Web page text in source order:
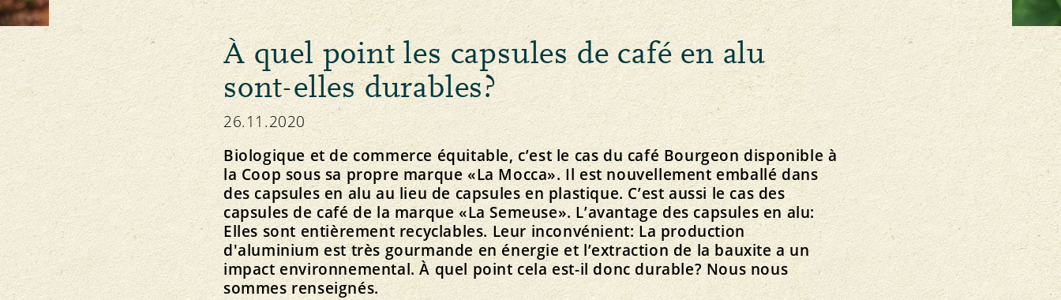
À notre sujet
Équipe et contact
Directives et projets
Utilisation durable de l’eau
Soutien aux des petites paysannes et aux petits
paysans
Cultures pérennes tropicales
Responsabilité sociale
Gestion des risques
Résidus
OGM
Contrôle des parasites
Assistance
NEWSLETTER
À quel point les capsules de café en alu
sont-elles durables?
26.11.2020
Biologique et de commerce équitable, c’est le cas du café Bourgeon disponible à
la Coop sous sa propre marque «La Mocca». Il est nouvellement emballé dans
des capsules en alu au lieu de capsules en plastique. C’est aussi le cas des
capsules de café de la marque «La Semeuse». L’avantage des capsules en alu:
Elles sont entièrement recyclables. Leur inconvénient: La production
d'aluminium est très gourmande en énergie et l’extraction de la bauxite a un
impact environnemental. À quel point cela est-il donc durable? Nous nous
sommes renseignés.